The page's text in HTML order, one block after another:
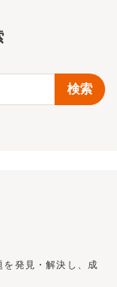
発見・解決し、 成